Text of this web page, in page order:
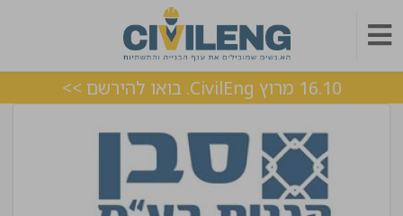
16.10 מרוץ CivilEng. בואו להירשם >>